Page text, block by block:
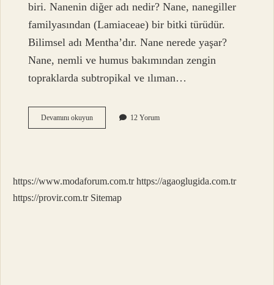
biri. Nanenin diğer adı nedir? Nane, nanegiller
familyasından (Lamiaceae) bir bitki türüdür.
Bilimsel adı Mentha’dır. Nane nerede yaşar?
Nane, nemli ve humus bakımından zengin
topraklarda subtropikal ve ılıman…
Devamını okuyunNane
Hangi
12 Yorum
https://www.modaforum.com.tr https://agaoglugida.com.tr
https://provir.com.tr Sitemap